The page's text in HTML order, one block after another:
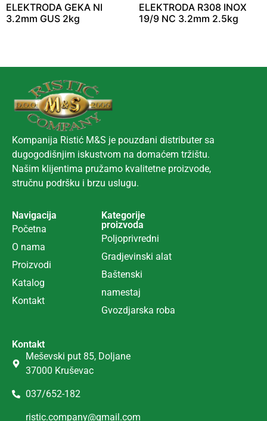
ELEKTRODA GEKA NI
3.2mm GUS 2kg
ELEKTRODA R308 INOX
19/9 NC 3.2mm 2.5kg
Kompanija Ristić M&S je pouzdani distributer sa
dugogodišnjim iskustvom na domaćem tržištu.
Našim klijentima pružamo kvalitetne proizvode,
stručnu podršku i brzu uslugu.
Navigacija
Početna
O nama
Proizvodi
Katalog
Kontakt
Kategorije
proizvoda
Poljoprivredni
Gradjevinski alat
Baštenski
namestaj
Gvozdjarska roba
Kontakt
Meševski put 85, Doljane
37000 Kruševac
037/652-182
ristic.company@gmail.com